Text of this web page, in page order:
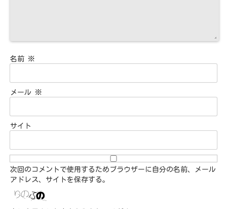
名前 ※
メール ※
サイト
次回のコメントで使用するためブラウザーに自分の名前、メール
アドレス、サイトを保存する。